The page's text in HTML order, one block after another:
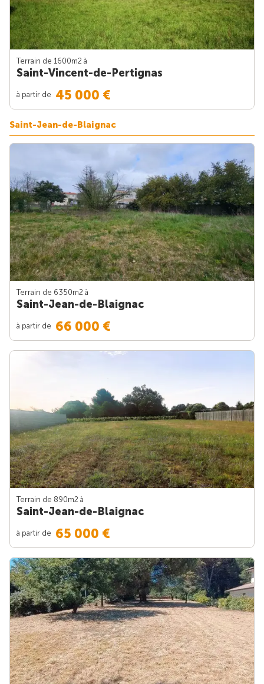
Terrain de 1600m2 à
Saint-Vincent-de-Pertignas
à partir de 45 000 €
Saint-Jean-de-Blaignac
Terrain de 6350m2 à
Saint-Jean-de-Blaignac
à partir de 66 000 €
Terrain de 890m2 à
Saint-Jean-de-Blaignac
à partir de 65 000 €